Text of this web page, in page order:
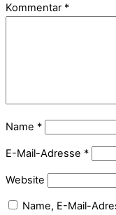
Kommentar *
Name *
E-Mail-Adresse *
Website
Name, E-Mail-